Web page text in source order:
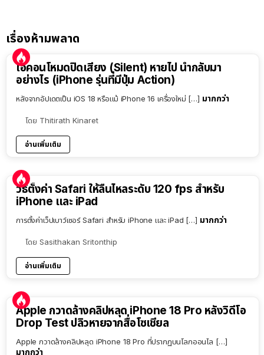
เรื่องห้ามพลาด
ไอคอนโหมดปิดเสียง (Silent) หายไป นำกลับมา
อย่างไร (iPhone รุ่นที่มีปุ่ม Action)
หลังจากอัปเดตเป็น iOS 18 หรือแม้ iPhone 16 เครื่องใหม่ […] มากกว่า
โดย Thitirath Kinaret
อ่านเพิ่มเติม
วิธีตั้งค่า Safari ให้ลื่นไหลระดับ 120 fps สำหรับ
iPhone และ iPad
การตั้งค่าเว็ปเบาว์เซอร์ Safari สำหรับ iPhone และ iPad […] มากกว่า
โดย Sasithakan Sritonthip
อ่านเพิ่มเติม
Apple กวาดล้างคลิปหลุด iPhone 18 Pro หลังวิดีโอ
Drop Test ปลิวหายจากสื่อโซเชียล
Apple กวาดล้างคลิปหลุด iPhone 18 Pro ที่ปรากฏบนโลกออนไล […]
มากกว่า